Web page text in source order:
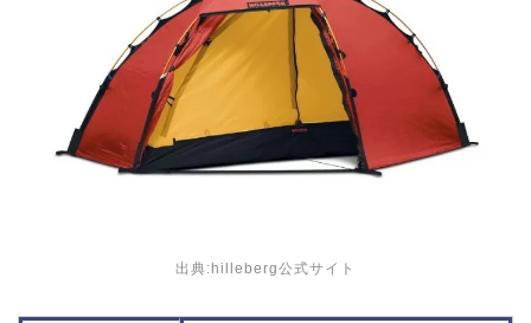
出典:hilleberg公式サイト